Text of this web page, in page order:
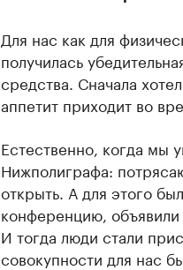
Для нас как для
получилась
средства. Сначала
аппетит приходит во
Естественно, когда мы
Нижполиграфа:
открыть. А для этого
конференцию,
И тогда люди стали
совокупности для нас